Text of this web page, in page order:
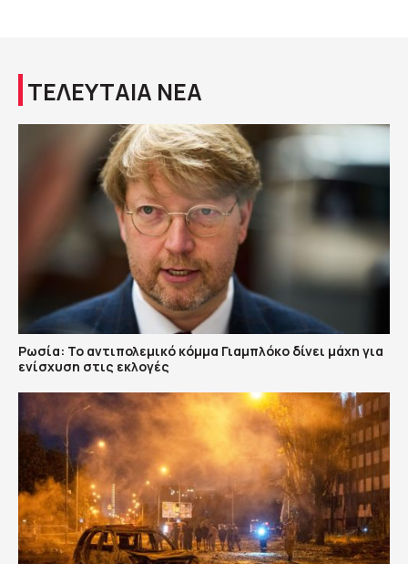
ΤΕΛΕΥΤΑΙΑ ΝΕΑ
Ρωσία: Το αντιπολεμικό κόμμα Γιαμπλόκο δίνει μάχη για
ενίσχυση στις εκλογές